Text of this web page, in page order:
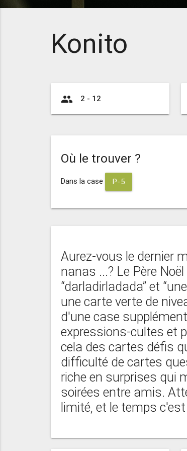
Konito
group 2 - 12
Où le trouver ?
Dans la case P-5
Aurez-vous le dernier
nanas ...? Le Père
“darladirladada” et
une carte verte de
d'une case
expressions-cultes et
cela des cartes défis
difficulté de cartes
riche en surprises qui
soirées entre amis.
limité, et le temps c'est